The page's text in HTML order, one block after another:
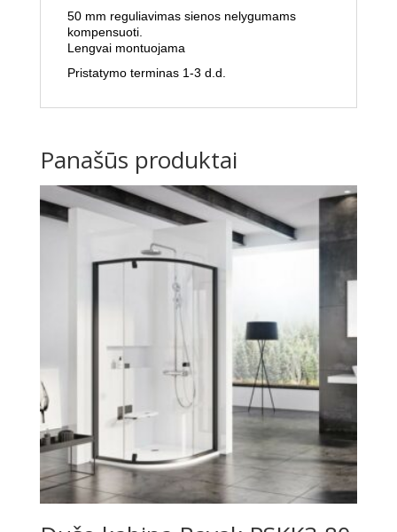
50 mm reguliavimas sienos nelygumams
kompensuoti.
Lengvai montuojama
Pristatymo terminas 1-3 d.d.
Panašūs produktai